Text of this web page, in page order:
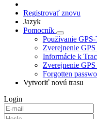
Registrovať znovu
Jazyk
Pomocník
Používanie
Zverejnenie GPS
Informácie k
Zverejnenie GPS
Forgotten
Vytvoriť novú trasu
Login